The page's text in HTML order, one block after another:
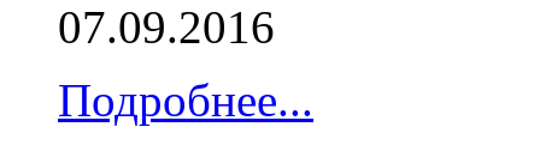
07.09.2016
Подробнее...